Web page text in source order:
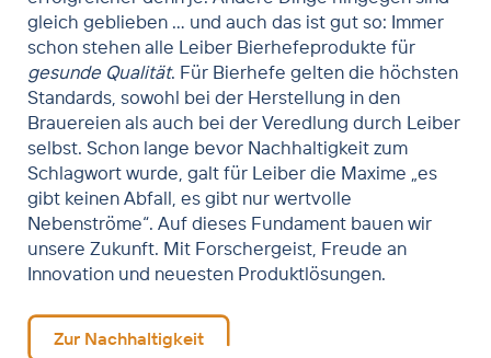
gleich geblieben … und auch das ist gut so: Immer
schon stehen alle Leiber Bierhefeprodukte für
gesunde Qualität. Für Bierhefe gelten die höchsten
Standards, sowohl bei der Herstellung in den
Brauereien als auch bei der Veredlung durch Leiber
selbst. Schon lange bevor Nachhaltigkeit zum
Schlagwort wurde, galt für Leiber die Maxime „es
gibt keinen Abfall, es gibt nur wertvolle
Nebenströme“. Auf dieses Fundament bauen wir
unsere Zukunft. Mit Forschergeist, Freude an
Innovation und neuesten Produktlösungen.
Zur Nachhaltigkeit